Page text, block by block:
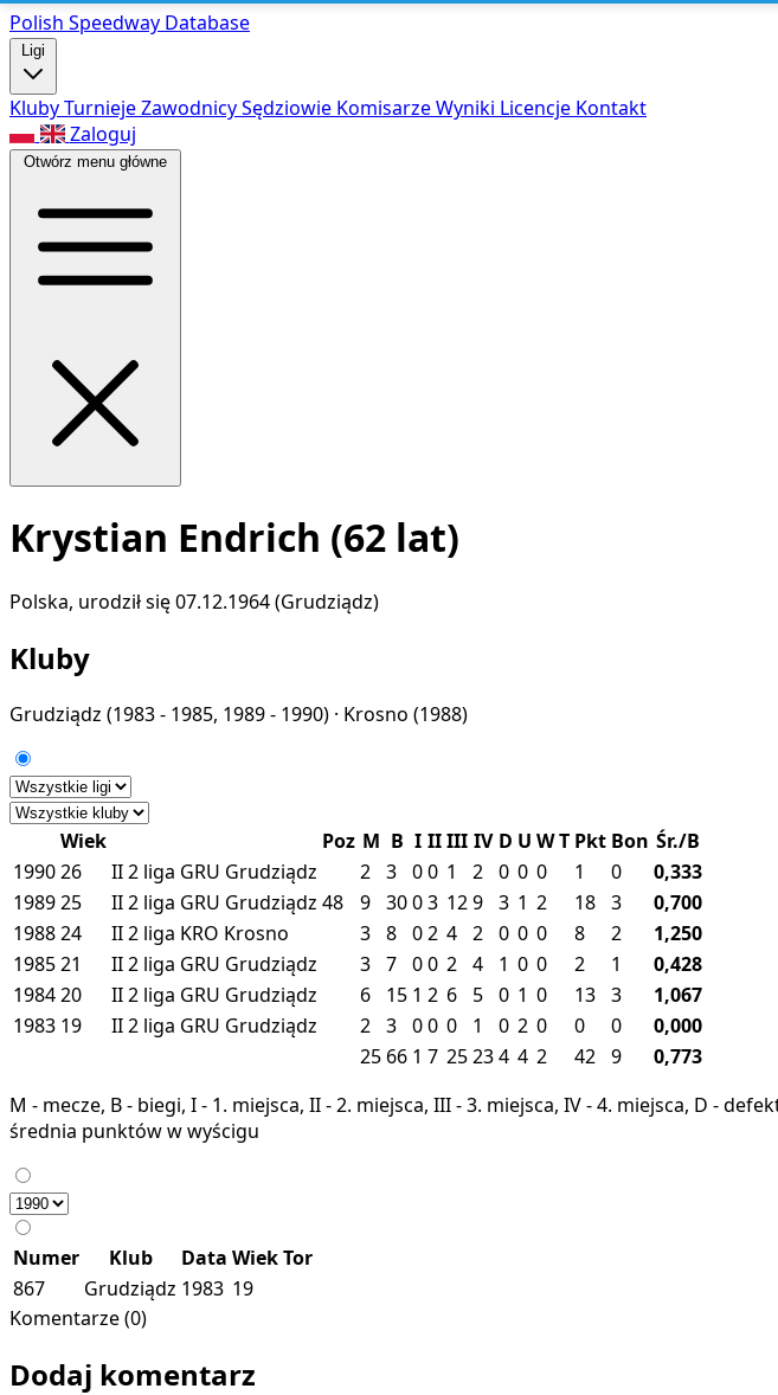
Polish Speedway Database
Ligi
KlubyTurniejeZawodnicySędziowie KomisarzeWyniki Licencje Kontakt
Zaloguj
Otwórz menu główne
Krystian Endrich (62 lat)
Polska, urodził się 07.12.1964 (Grudziądz)
Kluby
Grudziądz (1983 - 1985, 1989 - 1990) · Krosno (1988)
Wiek Poz M B I IIIII IV D U WT Pkt Bon Śr./B
199026 II2 liga GRU Grudziądz 2 3 00 1 2 0 0 0 1 0
0,333
198925 II2 liga GRU Grudziądz 48 9 3003 129 3 1 2 18 3
0,700
198824 II2 liga KRO Krosno 3 8 02 4 2 0 0 0 8 2
1,250
198521 II2 liga GRU Grudziądz 3 7 00 2 4 1 0 0 2 1
0,428
198420 II2 liga GRU Grudziądz 6 15 1 2 6 5 0 1 0 13 3
1,067
1983 19 II2 liga GRU Grudziądz 2 3 00 0 1 0 2 0 0 0
0,000
25 66 1 7 25234 4 2 42 9
0,773
M - mecze, B - biegi, I - 1. miejsca, II - 2. miejsca, III - 3. miejsca, IV - 4. miejsca, D -
średnia punktów w wyścigu
Numer Klub Data WiekTor
867
Grudziądz 1983 19
Komentarze (0)
Dodaj komentarz